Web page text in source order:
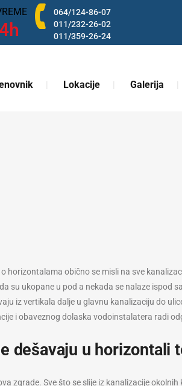
064/124-86-07
011/232-26-02
011/359-26-24
Lokacije Galerija
obično se misli na sve
su ukopane u pod a nekada se nalaze ispod
iz vertikala dalje u glavnu kanalizaciju do
i obaveznog dolaska vodoinstalatera radi
dešavaju u horizontali
zgrade. Sve što se slije iz kanalizacije